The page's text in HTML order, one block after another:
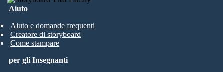
Aiuto
Aiuto e domande frequenti
Creatore di storyboard
Come stampare
per gli Insegnanti